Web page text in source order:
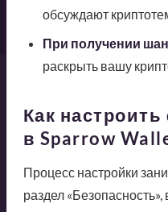
обсуждают
При получении
раскрыть вашу
Как настроить
в Sparrow
Процесс настройки
раздел